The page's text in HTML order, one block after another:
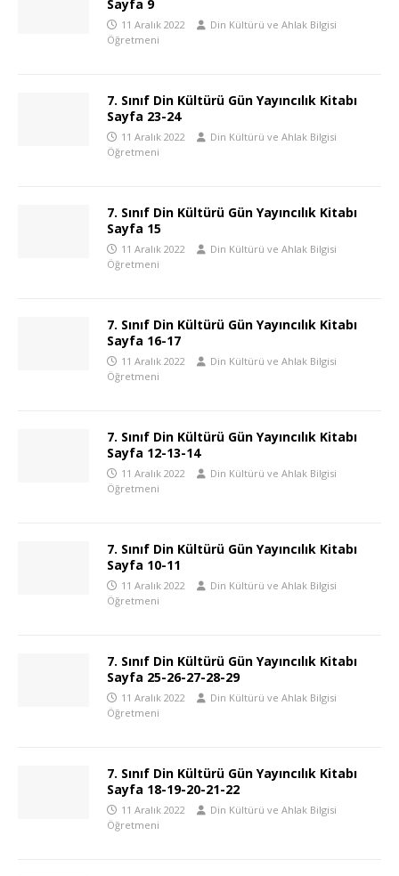
Sayfa 9
11 Aralık 2022
Din Kültürü ve Ahlak Bilgisi
Öğretmeni
7. Sınıf Din Kültürü Gün Yayıncılık Kitabı
Sayfa 23-24
11 Aralık 2022
Din Kültürü ve Ahlak Bilgisi
Öğretmeni
7. Sınıf Din Kültürü Gün Yayıncılık Kitabı
Sayfa 15
11 Aralık 2022
Din Kültürü ve Ahlak Bilgisi
Öğretmeni
7. Sınıf Din Kültürü Gün Yayıncılık Kitabı
Sayfa 16-17
11 Aralık 2022
Din Kültürü ve Ahlak Bilgisi
Öğretmeni
7. Sınıf Din Kültürü Gün Yayıncılık Kitabı
Sayfa 12-13-14
11 Aralık 2022
Din Kültürü ve Ahlak Bilgisi
Öğretmeni
7. Sınıf Din Kültürü Gün Yayıncılık Kitabı
Sayfa 10-11
11 Aralık 2022
Din Kültürü ve Ahlak Bilgisi
Öğretmeni
7. Sınıf Din Kültürü Gün Yayıncılık Kitabı
Sayfa 25-26-27-28-29
11 Aralık 2022
Din Kültürü ve Ahlak Bilgisi
Öğretmeni
7. Sınıf Din Kültürü Gün Yayıncılık Kitabı
Sayfa 18-19-20-21-22
11 Aralık 2022
Din Kültürü ve Ahlak Bilgisi
Öğretmeni